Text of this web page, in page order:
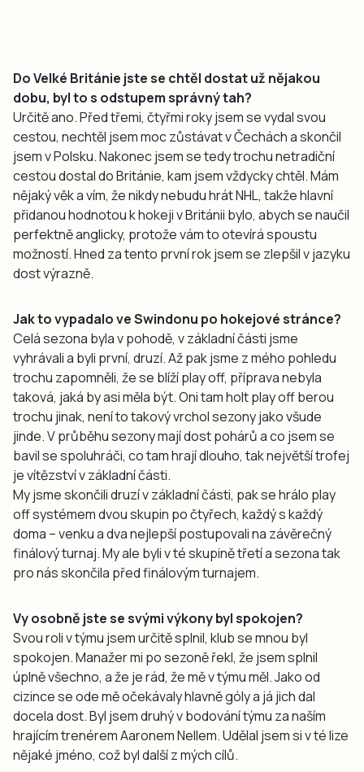
Do Velké Británie jste se chtěl dostat už nějakou
dobu, byl to s odstupem správný tah?
Určitě ano. Před třemi, čtyřmi roky jsem se vydal svou
cestou, nechtěl jsem moc zůstávat v Čechách a skončil
jsem v Polsku. Nakonec jsem se tedy trochu netradiční
cestou dostal do Británie, kam jsem vždycky chtěl. Mám
nějaký věk a vím, že nikdy nebudu hrát NHL, takže hlavní
přidanou hodnotou k hokeji v Británii bylo, abych se naučil
perfektně anglicky, protože vám to otevírá spoustu
možností. Hned za tento první rok jsem se zlepšil v jazyku
dost výrazně.
Jak to vypadalo ve Swindonu po hokejové stránce?
Celá sezona byla v pohodě, v základní části jsme
vyhrávali a byli první, druzí. Až pak jsme z mého pohledu
trochu zapomněli, že se blíží play off, příprava nebyla
taková, jaká by asi měla být. Oni tam holt play off berou
trochu jinak, není to takový vrchol sezony jako všude
jinde. V průběhu sezony mají dost pohárů a co jsem se
bavil se spoluhráči, co tam hrají dlouho, tak největší trofej
je vítězství v základní části.
My jsme skončili druzí v základní části, pak se hrálo play
off systémem dvou skupin po čtyřech, každý s každý
doma – venku a dva nejlepší postupovali na závěrečný
finálový turnaj. My ale byli v té skupině třetí a sezona tak
pro nás skončila před finálovým turnajem.
Vy osobně jste se svými výkony byl spokojen?
Svou roli v týmu jsem určitě splnil, klub se mnou byl
spokojen. Manažer mi po sezoně řekl, že jsem splnil
úplně všechno, a že je rád, že mě v týmu měl. Jako od
cizince se ode mě očekávaly hlavně góly a já jich dal
docela dost. Byl jsem druhý v bodování týmu za naším
hrajícím trenérem Aaronem Nellem. Udělal jsem si v té lize
nějaké jméno, což byl další z mých cílů.